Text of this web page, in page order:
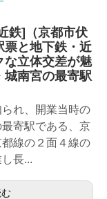
鉄]（京都市伏
票と地下鉄・近
な立体交差が魅
城南宮の最寄駅
られ、開業当時の
寄駅である、京
線の２面４線の
長...